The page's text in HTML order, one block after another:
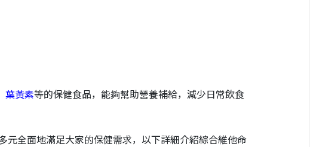
葉黃素等的保健食品，能夠幫助營養補給，減少日常飲食
全面地滿足大家的保健需求，以下詳細介紹綜合維他命